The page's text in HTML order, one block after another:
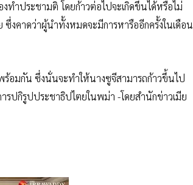
ทำประชามติ โดยก้าวต่อไปจะเกิดขึ้นได้หรือไม่
งคาดว่าผู้นำทั้งหมดจะมีการหารืออีกครั้งในเดือน
ร้อมกัน ซึ่งนั่นจะทำให้นางซูจีสามารถก้าวขึ้นไป
ปกิรูปประชาธิปไตยในพม่า -โดยสำนักข่าวเมีย